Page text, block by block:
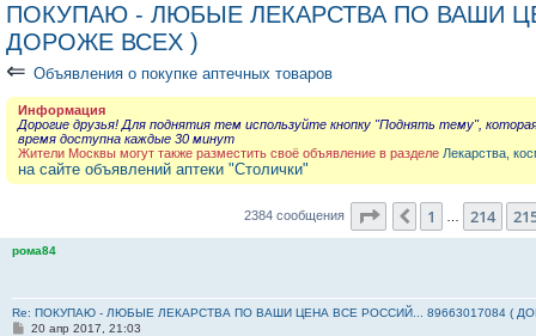
ПОКУПАЮ - ЛЮБЫЕ ЛЕКАРСТВА ПО ВАШИ
ДОРОЖЕ ВСЕХ )
⇐ Объявления о покупке аптечных товаров
Информация
Дорогие друзья! Для поднятия тем используйте кнопку "Поднять тему",
время доступна каждые 30 минут
Жители Москвы могут также разместить своё объявление в разделе Лекарства,
на сайте объявлений аптеки "Столички"
2384 сообщения Страница 216из
Пред.
1 214
рома84
Re: ПОКУПАЮ - ЛЮБЫЕ ЛЕКАРСТВА ПО ВАШИ ЦЕНА ВСЕ РОССИЙ... 89663017084 (
С20 апр 2017, 21:03